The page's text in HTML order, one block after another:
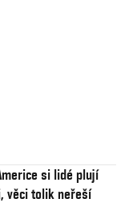
si lidé plují
věci tolik neřeší